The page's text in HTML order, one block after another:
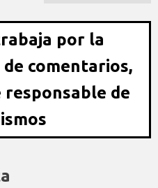
por la
comentarios,
responsable de